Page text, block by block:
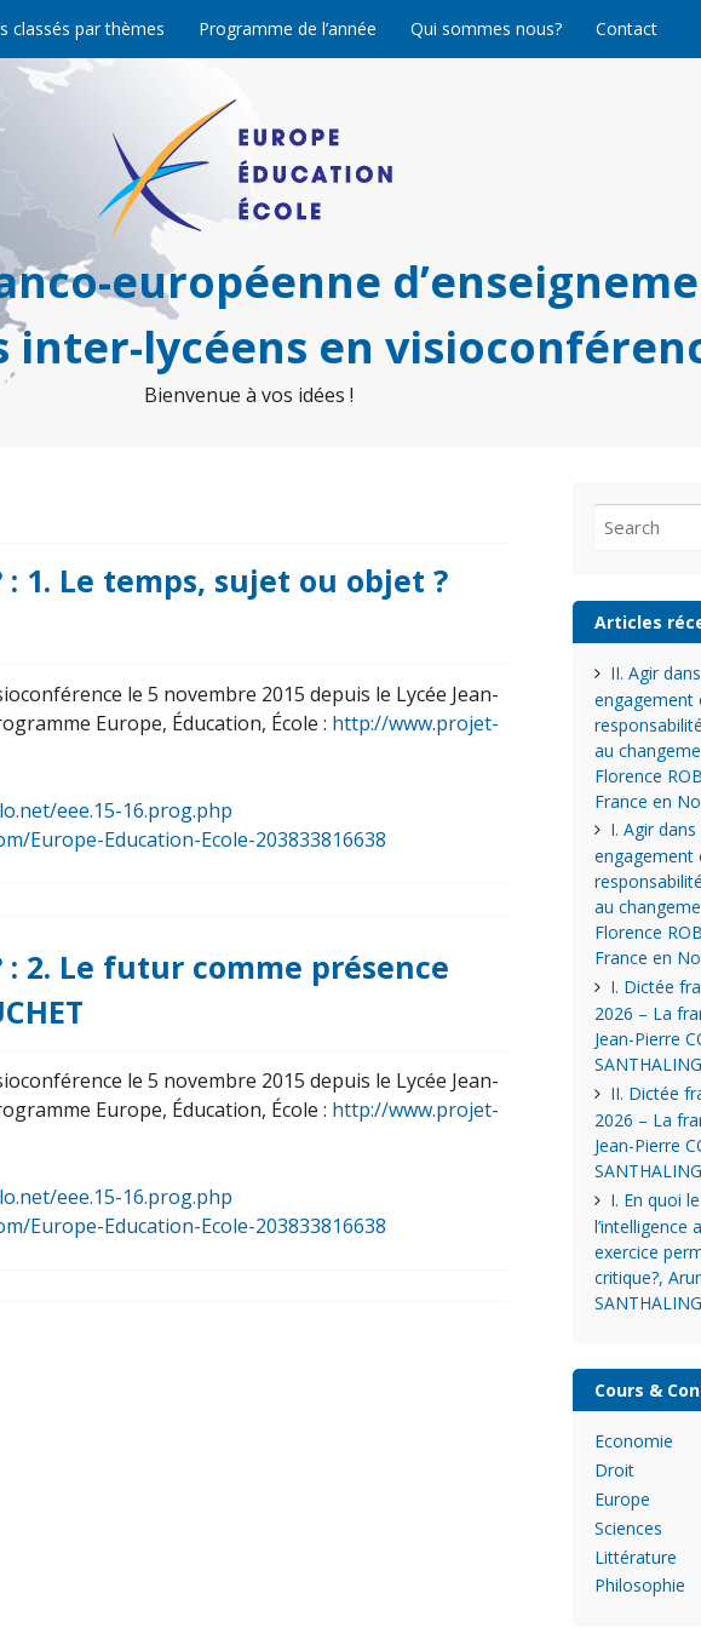
classés par thèmes Programme de l’année Qui sommes nous? Contact
européenne
inter-lycéens en
Bienvenue à vos idées !
1. Le temps, sujet ou objet ?
le 5 novembre 2015 depuis le Lycée Jean-
Europe, Éducation, École : http://www.projet-
eee.15-16.prog.php
Europe-Education-Ecole-203833816638
2. Le futur comme présence
le 5 novembre 2015 depuis le Lycée Jean-
Europe, Éducation, École : http://www.projet-
eee.15-16.prog.php
Europe-Education-Ecole-203833816638
for:
Articles
II. Agir
engagement
au
Florence
France en
I. Agir dans
engagement
au
Florence
France en
I. Dictée
2026 – La
Jean-Pierre
II. Dictée
2026 – La
Jean-Pierre
I. En quoi
l’intelligence
exercice
critique?,
Cours &
Economie
Droit
Europe
Sciences
Littérature
Philosophie